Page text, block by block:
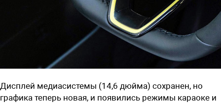
Дисплей медиасистемы (14,6 дюйма) сохранен, но
графика теперь новая, и появились режимы караоке и